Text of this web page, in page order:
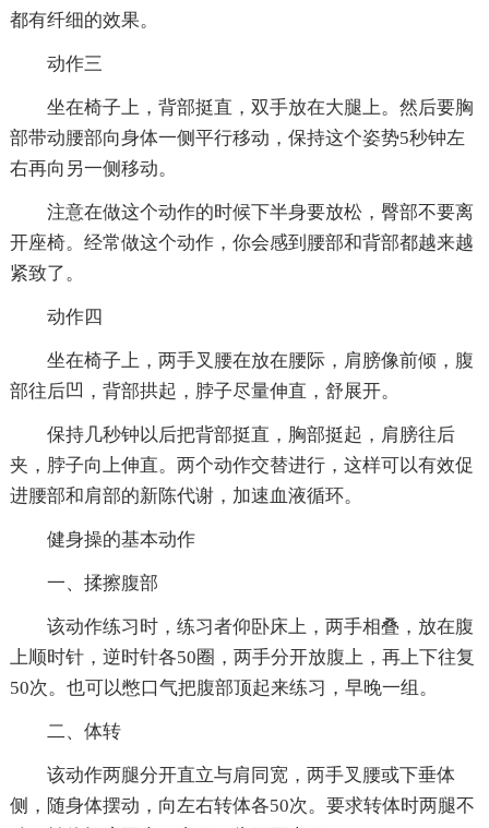
都有纤细的效果。
动作三
坐在椅子上，背部挺直，双手放在大腿上。然后要胸
部带动腰部向身体一侧平行移动，保持这个姿势5秒钟左
右再向另一侧移动。
注意在做这个动作的时候下半身要放松，臀部不要离
开座椅。经常做这个动作，你会感到腰部和背部都越来越
紧致了。
动作四
坐在椅子上，两手叉腰在放在腰际，肩膀像前倾，腹
部往后凹，背部拱起，脖子尽量伸直，舒展开。
保持几秒钟以后把背部挺直，胸部挺起，肩膀往后
夹，脖子向上伸直。两个动作交替进行，这样可以有效促
进腰部和肩部的新陈代谢，加速血液循环。
健身操的基本动作
一、揉擦腹部
该动作练习时，练习者仰卧床上，两手相叠，放在腹
上顺时针，逆时针各50圈，两手分开放腹上，再上下往复
50次。也可以憋口气把腹部顶起来练习，早晚一组。
二、体转
该动作两腿分开直立与肩同宽，两手叉腰或下垂体
侧，随身体摆动，向左右转体各50次。要求转体时两腿不